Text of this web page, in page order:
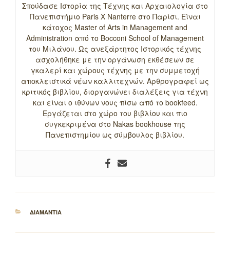
Σπούδασε Ιστορία της Τέχνης και Αρχαιολογία στο
Πανεπιστήμιο Paris X Nanterre στο Παρίσι. Είναι
κάτοχος Master of Arts in Management and
Administration από το Bocconi School of Management
του Μιλάνου. Ως ανεξάρτητος Ιστορικός τέχνης
ασχολήθηκε με την οργάνωση εκθέσεων σε
γκαλερί και χώρους τέχνης με την συμμετοχή
αποκλειστικά νέων καλλιτεχνών. Αρθρογραφεί ως
κριτικός βιβλίου, διοργανώνει διαλέξεις για τέχνη
και είναι ο ιθύνων νους πίσω από το bookfeed.
Εργάζεται στο χώρο του βιβλίου και πιο
συγκεκριμένα στο Nakas bookhouse της
Πανεπιστημίου ως σύμβουλος βιβλίου.
ΚΑΤΗΓΟΡΙΕΣ
ΔΙΑΜΑΝΤΙΑ